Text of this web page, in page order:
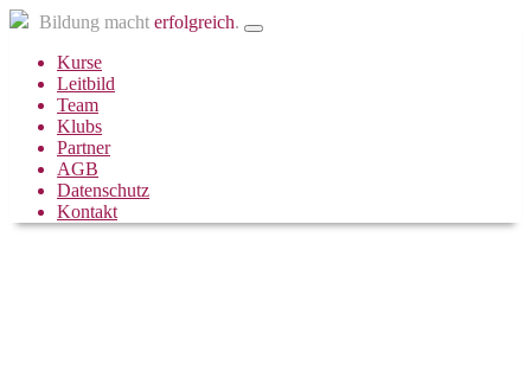
Bildung macht erfolgreich.
Kurse
Leitbild
Team
Klubs
Partner
AGB
Datenschutz
Kontakt